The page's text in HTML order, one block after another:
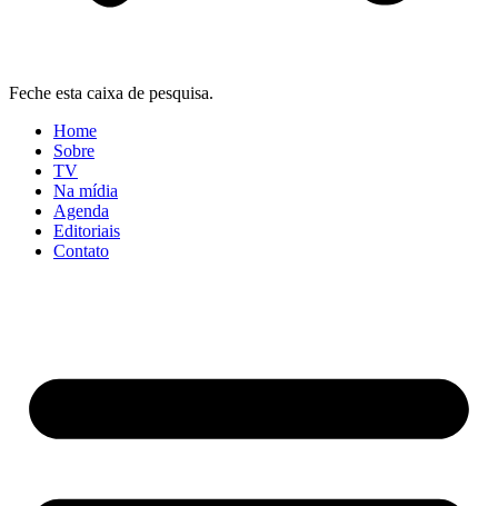
Feche esta caixa de pesquisa.
Home
Sobre
TV
Na mídia
Agenda
Editoriais
Contato